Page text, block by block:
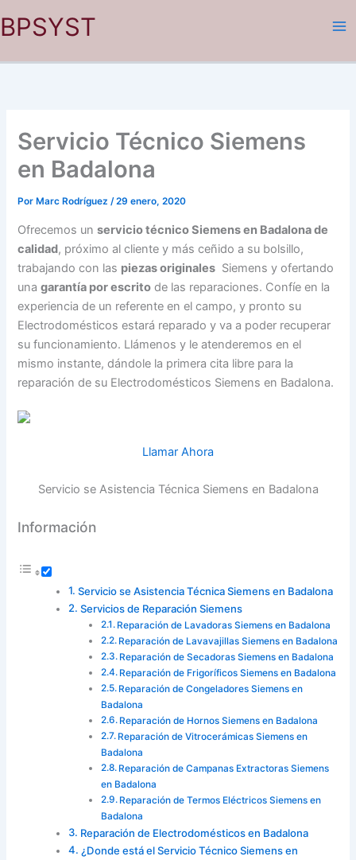
al
BPSYST
Servicio Técnico Siemens
en Badalona
Por Marc Rodríguez/29 enero, 2020
Ofrecemos unservicio técnico Siemens en Badalona de
calidad, próximo al cliente y más ceñido a su bolsillo,
trabajando con las piezas originales Siemens y ofertando
unagarantía por escrito de las reparaciones. Confíe en la
experiencia de un referente en el campo, y pronto su
Electrodomésticos estará reparado y va a poder recuperar
su funcionamiento. Llámenos y le atenderemos en el
mismo instante, dándole la primera cita libre para la
reparación de su Electrodomésticos Siemens en Badalona.
Llamar Ahora
Servicio se Asistencia Técnica Siemens en Badalona
Información
Servicio se Asistencia Técnica Siemens en Badalona
Servicios de Reparación Siemens
Reparación de Lavadoras Siemens en Badalona
Reparación de Lavavajillas Siemens en Badalona
Reparación de Secadoras Siemens en Badalona
Reparación de Frigoríficos Siemens en Badalona
Reparación de Congeladores Siemens en
Badalona
Reparación de Hornos Siemens en Badalona
Reparación de Vitrocerámicas Siemens en
Badalona
Reparación de Campanas Extractoras Siemens
en Badalona
Reparación de Termos Eléctricos Siemens en
Badalona
Reparación de Electrodomésticos en Badalona
¿Donde está el Servicio Técnico Siemens en